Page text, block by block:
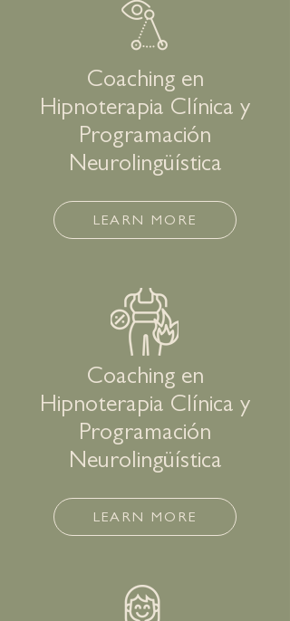
Coaching en
Hipnoterapia Clínica y
Programación
Neurolingüística
LEARN MORE
Coaching en
Hipnoterapia Clínica y
Programación
Neurolingüística
LEARN MORE